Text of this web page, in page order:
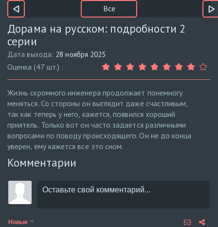
Все
Дорама на русском: подробности 2
серии
Дата выхода: 28 ноября 2025
Оценка (47 шт.) :
Жизнь скромного инженера продолжает понемногу
меняться. Со стороны он выглядит даже счастливым,
так как теперь у него, кажется, появился хороший
приятель. Только вот он часто задается различными
вопросами по поводу происходящего. Он не до конца
уверен, ему кажется все это сном.
Комментарии
Новые